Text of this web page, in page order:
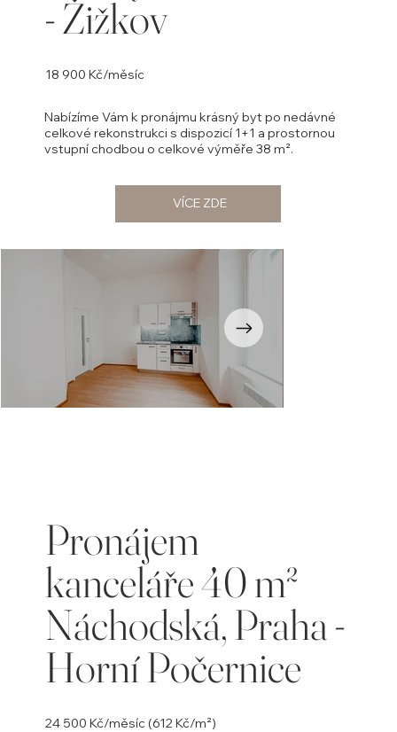
- Žižkov
18 900 Kč/měsíc
Nabízíme Vám k pronájmu krásný byt po nedávné
celkové rekonstrukci s dispozicí 1+1 a prostornou
vstupní chodbou o celkové výměře 38 m².
VÍCE ZDE
Pronájem
kanceláře 40 m²
Náchodská, Praha -
Horní Počernice
24 500 Kč/měsíc (612 Kč/m²)